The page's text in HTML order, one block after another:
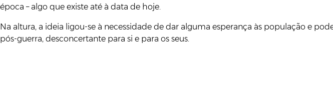
época – algo que existe até à data de hoje.
Na altura, a ideia ligou-se à necessidade de dar alguma esperança às população e
pós-guerra, desconcertante para si e para os seus.